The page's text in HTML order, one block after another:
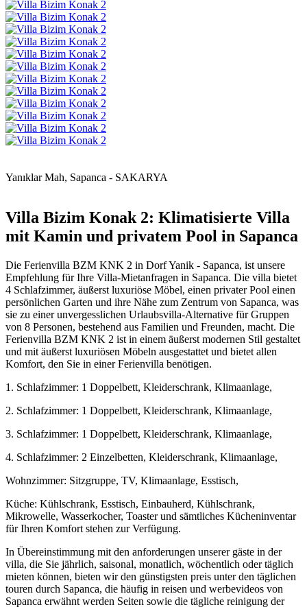
Yanıklar Mah, Sapanca - SAKARYA
Villa Bizim Konak 2: Klimatisierte Villa
mit Kamin und privatem Pool in Sapanca
Die Ferienvilla BZM KNK 2 in Dorf Yanik - Sapanca, ist unsere
Empfehlung für Ihre Villa-Mietanfragen in Sapanca. Die villa bietet
4 Schlafzimmer, äußerst luxuriöse Möbel, einen privater Pool einen
persönlichen Garten und ihre Nähe zum Zentrum von Sapanca, was
sie zu einer unvergesslichen Urlaubsvilla-Alternative für Gruppen
von 8 Personen, bestehend aus Familien und Freunden, macht. Die
Ferienvilla BZM KNK 2 ist in einem äußerst modernen Stil gestaltet
und mit äußerst luxuriösen Möbeln ausgestattet und bietet allen
Komfort, den Sie in einer Ferienvilla benötigen.
1. Schlafzimmer: 1 Doppelbett, Kleiderschrank, Klimaanlage,
2. Schlafzimmer: 1 Doppelbett, Kleiderschrank, Klimaanlage,
3. Schlafzimmer: 1 Doppelbett, Kleiderschrank, Klimaanlage,
4. Schlafzimmer: 2 Einzelbetten, Kleiderschrank, Klimaanlage,
Wohnzimmer: Sitzgruppe, TV, Klimaanlage, Esstisch,
Küche: Kühlschrank, Esstisch, Einbauherd, Kühlschrank,
Mikrowelle, Wasserkocher, Toaster und sämtliches Kücheninventar
für Ihren Komfort stehen zur Verfügung.
In Übereinstimmung mit den anforderungen unserer gäste in der
villa, die Sie jährlich, saisonal, monatlich, wöchentlich oder täglich
mieten können, bieten wir den günstigsten preis unter den täglichen
touren durch Sapanca, die häufig in reisen und werbevideos von
Sapanca erwähnt werden Seiten sowie die tägliche reinigung der